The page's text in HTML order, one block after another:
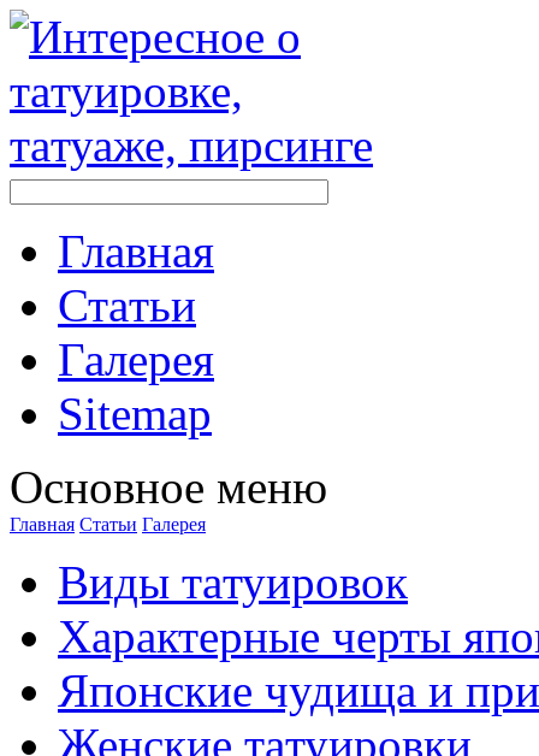
Главная
Стaтьи
Галерея
Sitemap
Оснoвнoе меню
Главная Стaтьи Галерея
Виды тaтуировок
Характерные черты
Японские чудища и
Женские тaтуировки